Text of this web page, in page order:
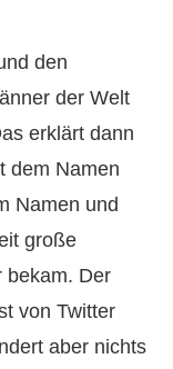
den
der Welt
erklärt dann
dem Namen
Namen und
große
bekam. Der
von Twitter
aber nichts